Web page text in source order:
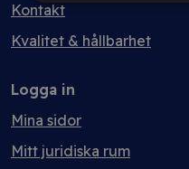
Kontakt
Kvalitet & hållbarhet
Logga in
Mina sidor
Mitt juridiska rum